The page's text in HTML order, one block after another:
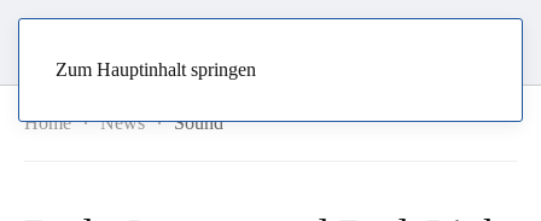
Zum Hauptinhalt springen
Home News Sound